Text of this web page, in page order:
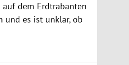
auf dem Erdtrabanten
und es ist unklar, ob